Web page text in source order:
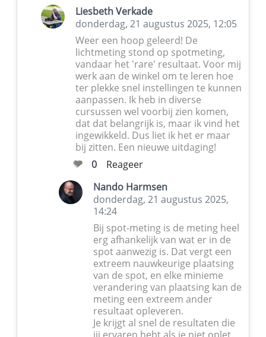
Liesbeth Verkade
donderdag, 21 augustus 2025, 12:05
Weer een hoop geleerd! De
lichtmeting stond op spotmeting,
vandaar het 'rare' resultaat. Voor mij
werk aan de winkel om te leren hoe
ter plekke snel instellingen te kunnen
aanpassen. Ik heb in diverse
cursussen wel voorbij zien komen,
dat dat belangrijk is, maar ik vind het
ingewikkeld. Dus liet ik het er maar
bij zitten. Een nieuwe uitdaging!
0
Reageer
Nando Harmsen
donderdag, 21 augustus 2025,
14:24
Bij spot-meting is de meting heel
erg afhankelijk van wat er in de
spot aanwezig is. Dat vergt een
extreem nauwkeurige plaatsing
van de spot, en elke minieme
verandering van plaatsing kan de
meting een extreem ander
resultaat opleveren.
Je krijgt al snel de resultaten die